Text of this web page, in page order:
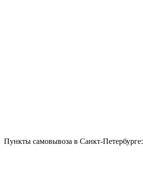
Пункты самовывоза в Санкт-Петербурге: